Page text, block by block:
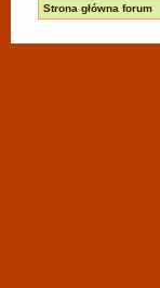
Strona główna forum